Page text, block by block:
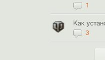
1
Как
3